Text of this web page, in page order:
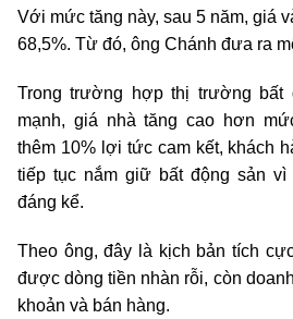
Với mức tăng này, sau 5 năm, giá
68,5%. Từ đó, ông Chánh đưa ra
Trong trường hợp thị trường bất
mạnh, giá nhà tăng cao hơn
thêm 10% lợi tức cam kết, khách
tiếp tục nắm giữ bất động sản
đáng kể.
Theo ông, đây là kịch bản tích
được dòng tiền nhàn rỗi, còn
khoản và bán hàng.